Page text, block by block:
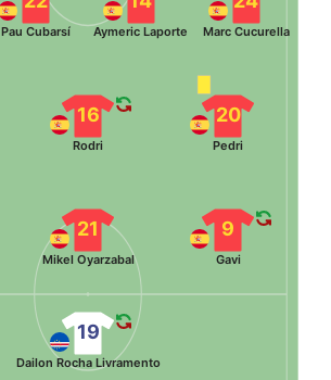
Marc Cucurella
Aymeric Laporte
Pau Cubarsí
20
Pedri
16
Rodri
9
Gavi
21
Mikel Oyarzabal
19
Dailon Rocha Livramento